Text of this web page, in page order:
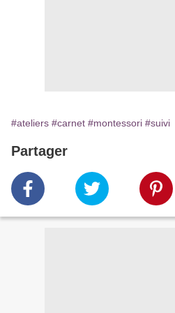
#ateliers #carnet #montessori #suivi
Partager